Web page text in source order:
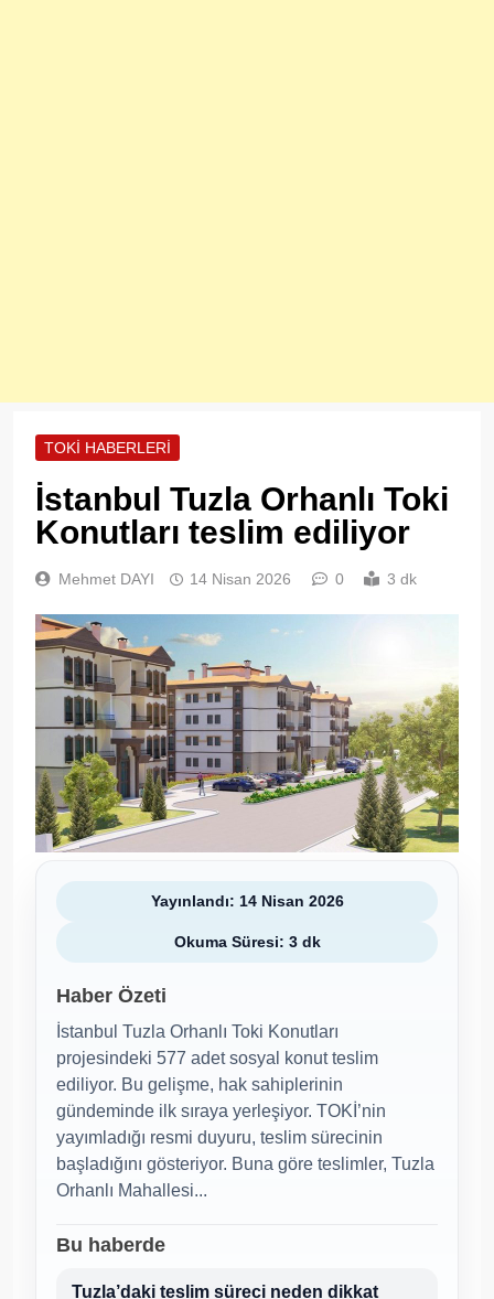
TOKI HABERLERI
İstanbul Tuzla Orhanlı Toki
Konutları teslim ediliyor
Mehmet DAYI 14 Nisan 2026 0 3 dk
Yayınlandı: 14 Nisan 2026
Okuma Süresi: 3 dk
Haber Özeti
İstanbul Tuzla Orhanlı Toki Konutları
projesindeki 577 adet sosyal konut teslim
ediliyor. Bu gelişme, hak sahiplerinin
gündeminde ilk sıraya yerleşiyor. TOKİ’nin
yayımladığı resmi duyuru, teslim sürecinin
başladığını gösteriyor. Buna göre teslimler, Tuzla
Orhanlı Mahallesi...
Bu haberde
Tuzla’daki teslim süreci neden dikkat